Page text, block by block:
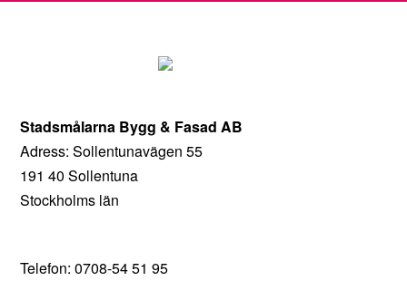
Stadsmålarna Bygg & Fasad AB
Adress: Sollentunavägen 55
191 40 Sollentuna
Stockholms län
Telefon: 0708-54 51 95